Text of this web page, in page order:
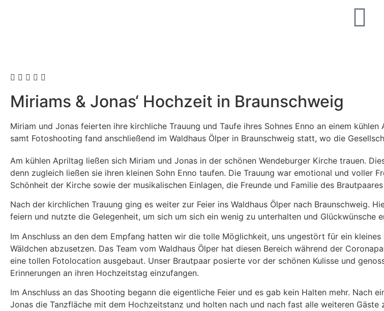
Miriams & Jonas‘ Hochzeit in Braunschweig
Miriam und Jonas feierten ihre kirchliche Trauung und Taufe ihres Sohnes Enno an einem
samt Fotoshooting fand anschließend im Waldhaus Ölper in Braunschweig statt, wo die
Am kühlen Apriltag ließen sich Miriam und Jonas in der schönen Wendeburger Kirche trauen.
denn zugleich ließen sie ihren kleinen Sohn Enno taufen. Die Trauung war emotional und voller
Schönheit der Kirche sowie der musikalischen Einlagen, die Freunde und Familie des
Nach der kirchlichen Trauung ging es weiter zur Feier ins Waldhaus Ölper nach Braunschweig.
feiern und nutzte die Gelegenheit, um sich um sich ein wenig zu unterhalten und Glückwünsche
Im Anschluss an den dem Empfang hatten wir die tolle Möglichkeit, uns ungestört für ein
Wäldchen abzusetzen. Das Team vom Waldhaus Ölper hat diesen Bereich während der
eine tollen Fotolocation ausgebaut. Unser Brautpaar posierte vor der schönen Kulisse und
Erinnerungen an ihren Hochzeitstag einzufangen.
Im Anschluss an das Shooting begann die eigentliche Feier und es gab kein Halten mehr. Nach
Jonas die Tanzfläche mit dem Hochzeitstanz und holten nach und nach fast alle weiteren Gäste